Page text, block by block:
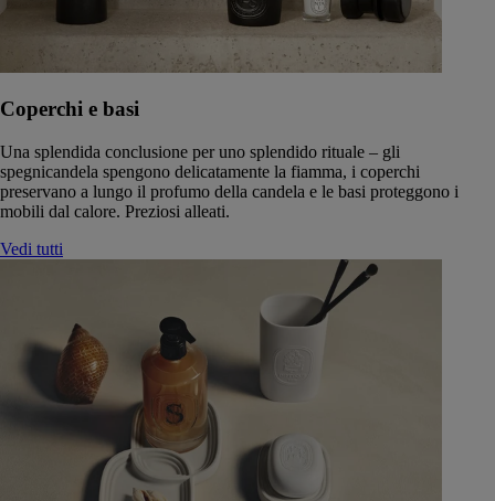
Coperchi e basi
Una splendida conclusione per uno splendido rituale – gli
spegnicandela spengono delicatamente la fiamma, i coperchi
preservano a lungo il profumo della candela e le basi proteggono i
mobili dal calore. Preziosi alleati.
Vedi tutti